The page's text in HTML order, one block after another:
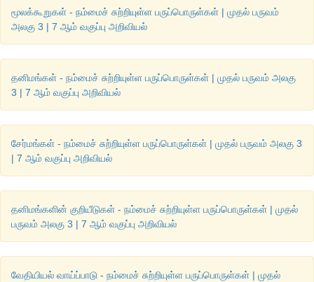
மூலக்கூறுகள் - நம்மைச் சுற்றியுள்ள பருப்பொருள்கள் | முதல் பருவம்
அலகு 3 | 7 ஆம் வகுப்பு அறிவியல்
தனிமங்கள் - நம்மைச் சுற்றியுள்ள பருப்பொருள்கள் | முதல் பருவம் அலகு
3 | 7 ஆம் வகுப்பு அறிவியல்
சேர்மங்கள் - நம்மைச் சுற்றியுள்ள பருப்பொருள்கள் | முதல் பருவம் அலகு 3
| 7 ஆம் வகுப்பு அறிவியல்
தனிமங்களின் குறியீடுகள் - நம்மைச் சுற்றியுள்ள பருப்பொருள்கள் | முதல்
பருவம் அலகு 3 | 7 ஆம் வகுப்பு அறிவியல்
வேதியியல் வாய்ப்பாடு - நம்மைச் சுற்றியுள்ள பருப்பொருள்கள் | முதல்